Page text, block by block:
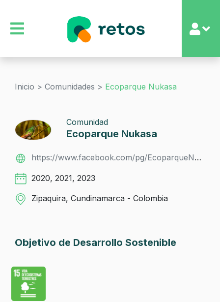
Inicio > Comunidades > Ecoparque Nukasa
Comunidad
Ecoparque Nukasa
https://www.facebook.com/pg/EcoparqueNukasa/about/?ref=page_internal
2020, 2021, 2023
Zipaquira, Cundinamarca - Colombia
Objetivo de Desarrollo Sostenible